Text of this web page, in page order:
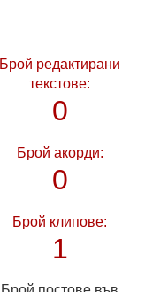
Брой редактирани
текстове:
0
Брой акорди:
0
Брой клипове:
1